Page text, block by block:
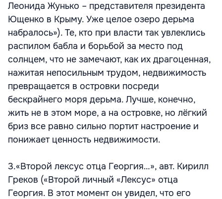
Леонида Жунько – представителя президента
Ющенко в Крыму. Уже целое озеро дерьма
набралось»). Те, кто при власти так увлеклись
распилом бабла и борьбой за место под
солнцем, что не замечают, как их драгоценная,
нажитая непосильным трудом, недвижимость
превращается в островки посреди
бескрайнего моря дерьма. Лучше, конечно,
жить не в этом море, а на островке, но лёгкий
бриз все равно сильно портит настроение и
понижает ценность недвижимости.
3.«Второй лексус отца Георгия…», авт. Кирилл
Греков («Второй личный «Лексус» отца
Георгия. В этот момент он увидел, что его